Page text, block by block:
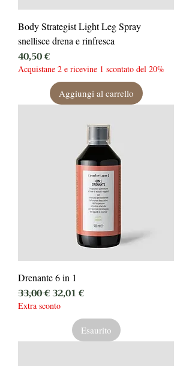
Body Strategist Light Leg Spray
snellisce drena e rinfresca
Prezzo
40,50 €
Acquistane 2 e ricevine 1 scontato del 20%
Aggiungi al carrello
Drenante 6 in 1
Prezzo regolare
33,00 €Prezzo scontato
32,01 €
Extra sconto
Esaurito